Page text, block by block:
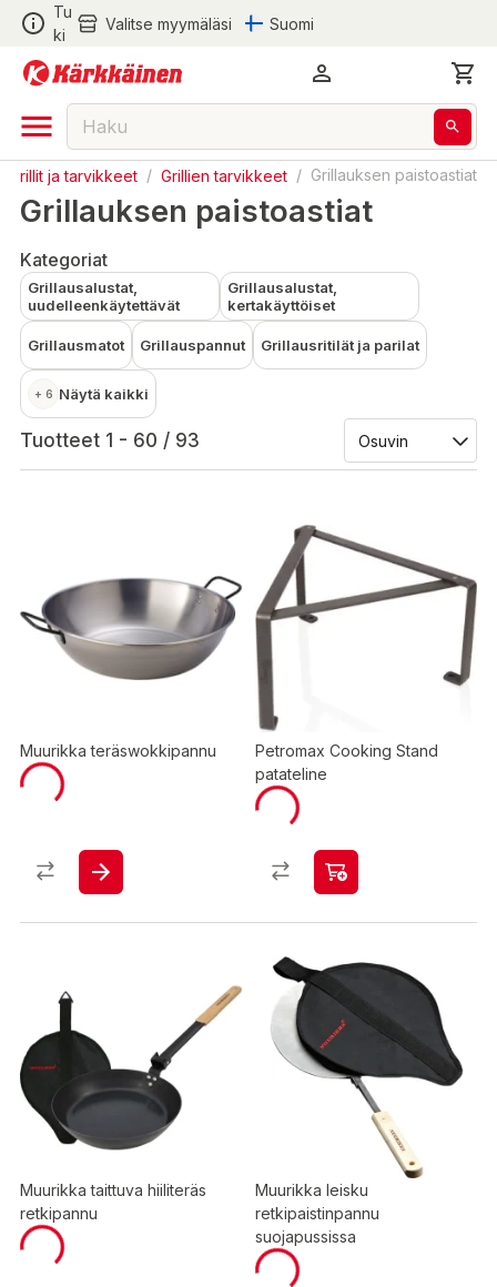
Tu
ki
Valitse myymäläsi Suomi
Grillit ja tarvikkeet / Grillien tarvikkeet / Grillauksen paistoastiat
Grillauksen paistoastiat
Kategoriat
Grillausalustat,
uudelleenkäytettävät
Grillausalustat,
kertakäyttöiset
Grillausmatot Grillauspannut Grillausritilät ja parilat
+ 6 Näytä kaikki
Tuotteet 1 - 60 / 93
Muurikka teräswokkipannu
Petromax Cooking Stand
patateline
Muurikka taittuva hiiliteräs
retkipannu
Muurikka leisku
retkipaistinpannu
suojapussissa